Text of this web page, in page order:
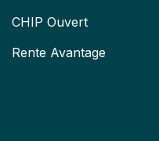
CHIP Ouvert
Rente Avantage